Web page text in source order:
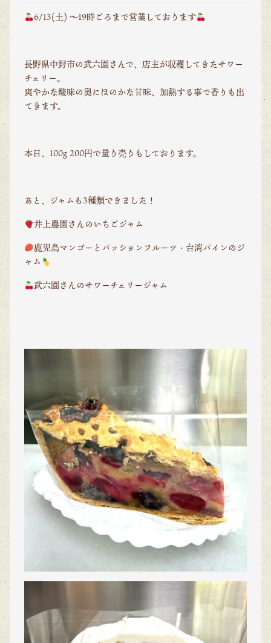
6/13(土) 〜19時ごろまで営業しております
長野県中野市の武六園さんで、店主が収穫してきたサワー
チェリー。
爽やかな酸味の奥にほのかな甘味、加熱する事で香りも出
てきます。
本日、100g 200円で量り売りもしております。
あと、ジャムも3種類できました！
井上農園さんのいちごジャム
鹿児島マンゴーとパッションフルーツ・台湾パインのジ
ャム
武六園さんのサワーチェリージャム